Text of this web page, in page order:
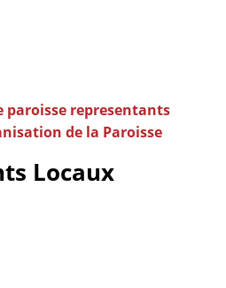
Locaux